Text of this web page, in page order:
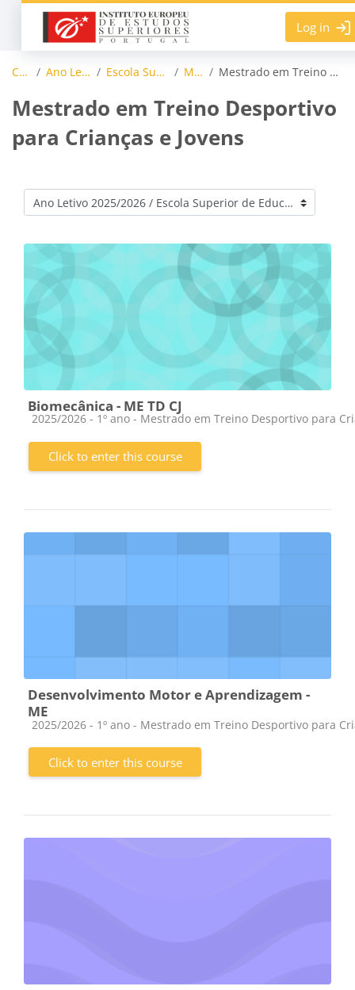
Skip to main content
Log in
Courses Ano Letivo 2025/2026 Escola Superior de Educação Mestrados Mestrado em Treino Desportivo para Crianças e Jovens
Mestrado em Treino Desportivo
para Crianças e Jovens
Course categories
Biomecânica - ME TD CJ
Course category
2025/2026 - 1º ano - Mestrado em Treino Desportivo para
Click to enter this course
Desenvolvimento Motor e Aprendizagem -
ME
Course category
2025/2026 - 1º ano - Mestrado em Treino Desportivo para
Click to enter this course